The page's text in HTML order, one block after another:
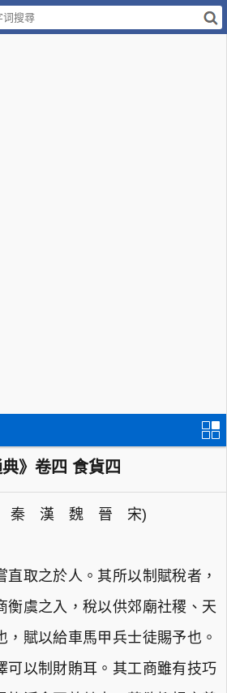
典》卷四 食貨四
秦 漢 魏 晉 宋)
直取之於人。其所以制賦稅者，
衡虞之入，稅以供郊廟社稷、天
，賦以給車馬甲兵士徒賜予也。
可以制財賄耳。其工商雖有技巧